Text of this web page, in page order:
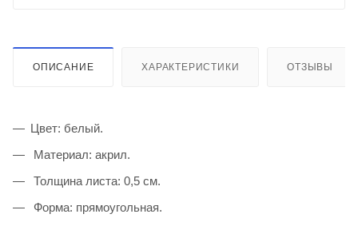
ОПИСАНИЕ ХАРАКТЕРИСТИКИ ОТЗЫВЫ
Цвет: белый.
Материал: акрил.
Толщина листа: 0,5 см.
Форма: прямоугольная.